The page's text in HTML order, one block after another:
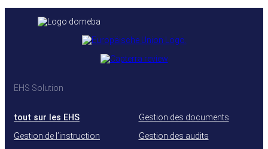
EHS Solution
tout sur les EHS
Gestion de l’instruction
Gestion des documents
Gestion des audits